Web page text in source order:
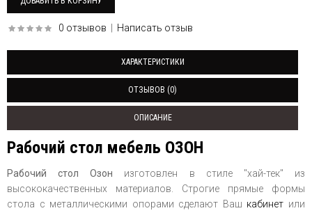
0 отзывов Написать отзыв
ХАРАКТЕРИСТИКИ
ОТЗЫВОВ (0)
ОПИСАНИЕ
Рабочий стол мебель ОЗОН
Рабочий стол Озон изготовлен в стиле "хай-тек" из
высококачественных материалов. Строгие прямые формы
стола с металлическими опорами сделают Ваш кабинет или